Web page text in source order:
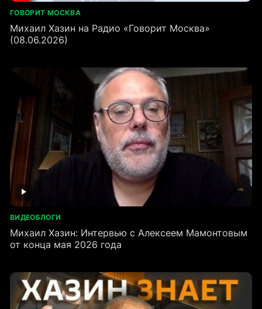
ГОВОРИТ МОСКВА
Михаил Хазин на Радио «Говорит Москва»
(08.06.2026)
ВИДЕОБЛОГИ
Михаил Хазин: Интервью с Алексеем Мамонтовым
от конца мая 2026 года